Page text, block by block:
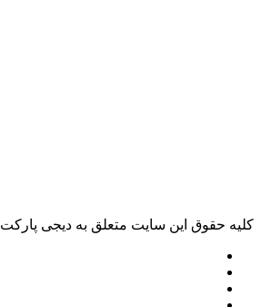
اين سايت متعلق به دیجی پارکت می‌باشد.